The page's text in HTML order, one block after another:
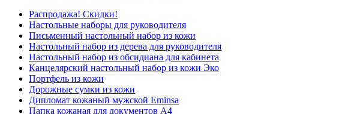
Распродажа! Скидки!
Настольные наборы для руководителя
Письменный настольный набор из кожи
Настольный набор из дерева для руководителя
Настольный набор из обсидиана для кабинета
Канцелярский настольный набор из кожи Эко
Портфель из кожи
Дорожные сумки из кожи
Дипломат кожаный мужской Eminsa
Папка кожаная для документов А4